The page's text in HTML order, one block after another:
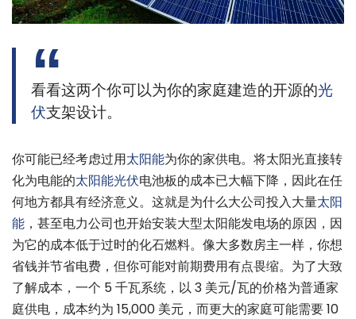
看看这两个你可以为你的家庭建造的开源的光
伏支架设计。
你可能已经考虑过用太阳能为你的家供电。将太阳光直接转
化为电能的太阳能光伏电池板的成本已大幅下降，因此在任
何地方都具有经济意义。这就是为什么大公司投入大量太阳
能 ，甚至电力公司也开始安装大型太阳能发电场的原因，因
为它的成本低于过时的化石燃料。像大多数房主一样，你想
省钱并节省电费，但你可能对前期费用有点畏缩。为了大致
了解成本，一个 5 千瓦系统，以 3 美元/瓦的价格为普通家
庭供电，成本约为 15,000 美元，而更大的家庭可能需要 10